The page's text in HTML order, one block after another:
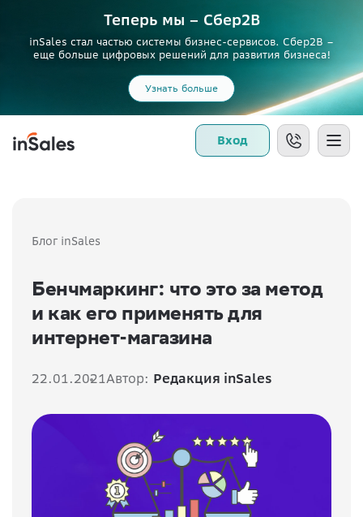
Теперь мы – Сбер2B
inSales стал частью системы бизнес-сервисов. Сбер2В –
еще больше цифровых решений для развития бизнеса!
Узнать больше
Вход
Блог inSales
Бенчмаркинг: что это за метод
и как его применять для
интернет-магазина
22.01.2021Автор: Редакция inSales